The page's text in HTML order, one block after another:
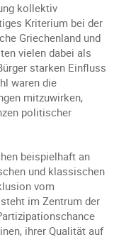
kollektiv
Kriterium bei der
Griechenland und
vielen dabei als
starken Einfluss
waren die
mitzuwirken,
politischer
beispielhaft an
und klassischen
vom
im Zentrum der
ihrer Qualität auf